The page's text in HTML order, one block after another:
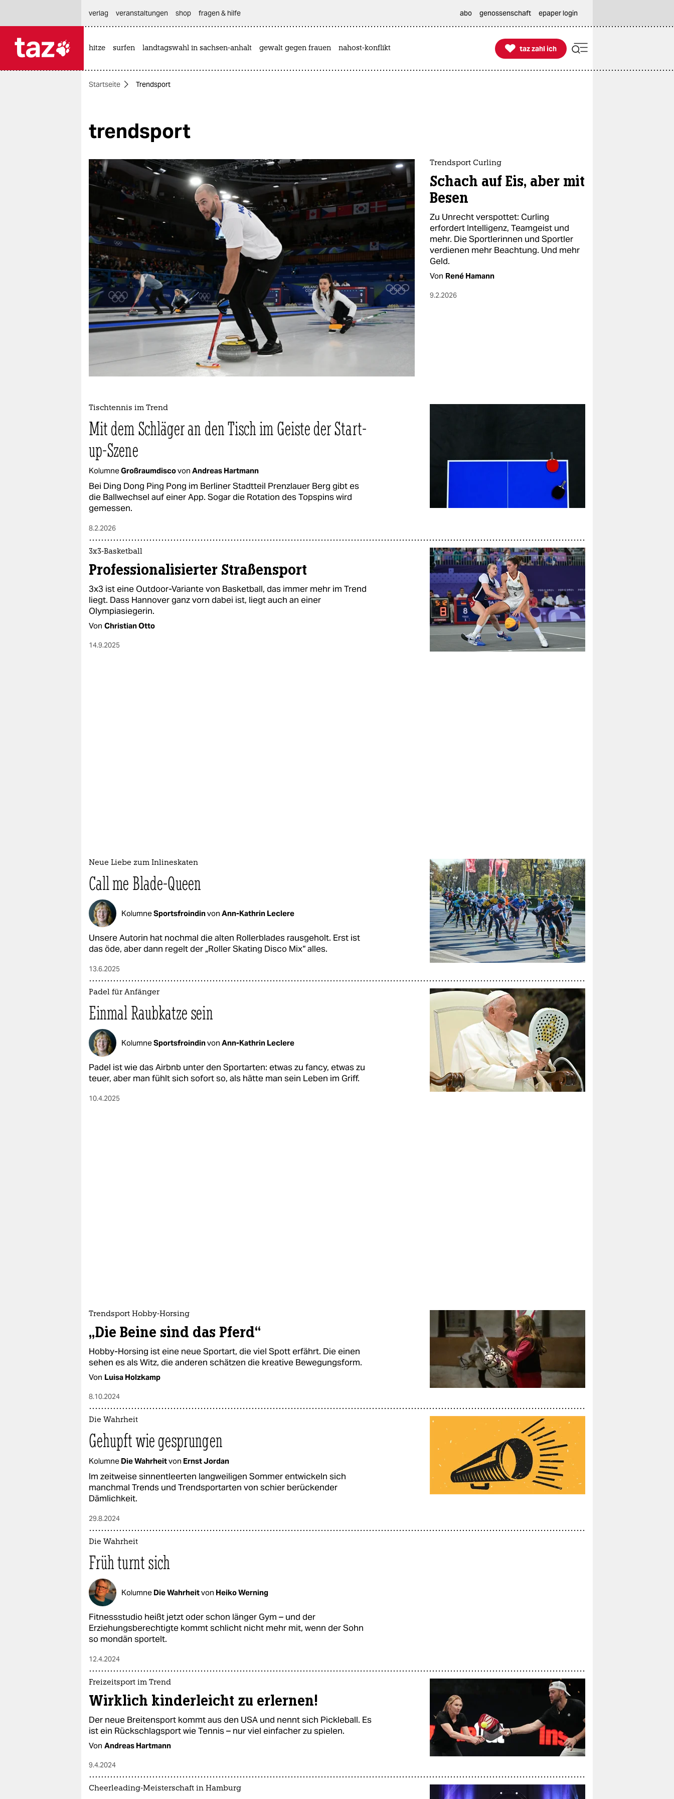
themen
öko
gesellschaft
kultur
sport
berlin
nord
wahrheit
verlag
verlag
veranstaltungen
abo
genossenschaft
epaper login
verlag
veranstaltungen shop fragen & hilfe abo genossenschaft epaper login
hitze surfen landtagswahl in sachsen-anhalt gewalt gegen frauen nahost-konflikt 
taz zahl ich
taz zahl ich
Startseite Trendsport
trendsport
Trendsport Curling
Schach auf Eis, aber mit
Besen
Zu Unrecht verspottet: Curling
erfordert Intelligenz, Teamgeist und
mehr. Die Sportlerinnen und Sportler
verdienen mehr Beachtung. Und mehr
Geld.
Von René Hamann
9.2.2026
Tischtennis im Trend
Mit dem Schläger an den Tisch im Geiste der Start-
up-Szene
KolumneGroßraumdiscovon Andreas Hartmann
Bei Ding Dong Ping Pong im Berliner Stadtteil Prenzlauer Berg gibt es
die Ballwechsel auf einer App. Sogar die Rotation des Topspins wird
gemessen.
8.2.2026
3x3-Basketball
Professionalisierter Straßensport
3x3 ist eine Outdoor-Variante von Basketball, das immer mehr im Trend
liegt. Dass Hannover ganz vorn dabei ist, liegt auch an einer
Olympiasiegerin.
Von Christian Otto
14.9.2025
Neue Liebe zum Inlineskaten
Call me Blade-Queen
KolumneSportsfroindinvon Ann-Kathrin Leclere
Unsere Autorin hat nochmal die alten Rollerblades rausgeholt. Erst ist
das öde, aber dann regelt der „Roller Skating Disco Mix“ alles.
13.6.2025
Padel für Anfänger
Einmal Raubkatze sein
KolumneSportsfroindinvon Ann-Kathrin Leclere
Padel ist wie das Airbnb unter den Sportarten: etwas zu fancy, etwas zu
teuer, aber man fühlt sich sofort so, als hätte man sein Leben im Griff.
10.4.2025
Trendsport Hobby-Horsing
„Die Beine sind das Pferd“
Hobby-Horsing ist eine neue Sportart, die viel Spott erfährt. Die einen
sehen es als Witz, die anderen schätzen die kreative Bewegungsform.
Von Luisa Holzkamp
8.10.2024
Die Wahrheit
Gehupft wie gesprungen
Kolumne Die Wahrheitvon Ernst Jordan
Im zeitweise sinnentleerten langweiligen Sommer entwickeln sich
manchmal Trends und Trendsportarten von schier berückender
Dämlichkeit.
29.8.2024
Die Wahrheit
Früh turnt sich
Kolumne Die Wahrheitvon Heiko Werning
Fitnessstudio heißt jetzt oder schon länger Gym – und der
Erziehungsberechtigte kommt schlicht nicht mehr mit, wenn der Sohn
so mondän sportelt.
12.4.2024
Freizeitsport im Trend
Wirklich kinderleicht zu erlernen!
Der neue Breitensport kommt aus den USA und nennt sich Pickleball. Es
ist ein Rückschlagsport wie Tennis – nur viel einfacher zu spielen.
Von Andreas Hartmann
9.4.2024
Cheerleading-Meisterschaft in Hamburg